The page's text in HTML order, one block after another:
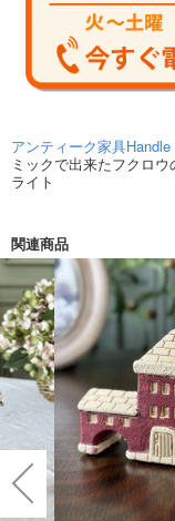
アンティーク家具Handle
ミックで出来たフクロ
ライト
関連商品